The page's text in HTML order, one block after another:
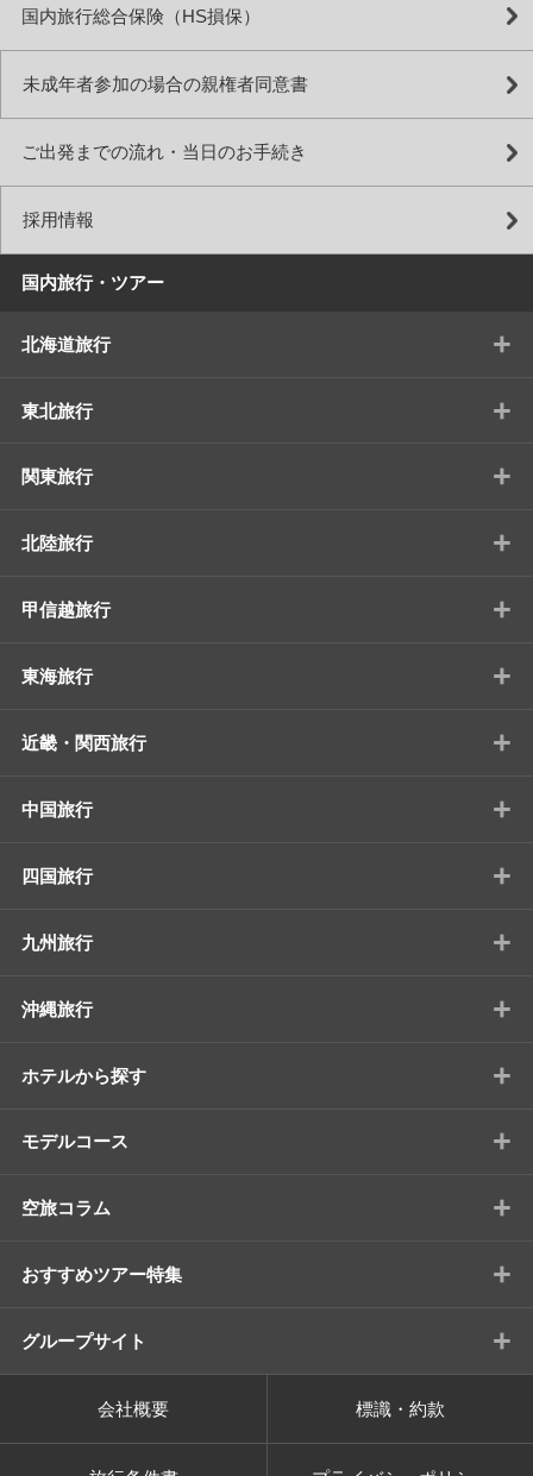
国内旅行総合保険（HS損保）
未成年者参加の場合の親権者同意書
ご出発までの流れ・当日のお手続き
採用情報
国内旅行・ツアー
北海道旅行 +
東北旅行 +
関東旅行 +
北陸旅行 +
甲信越旅行 +
東海旅行 +
近畿・関西旅行 +
中国旅行 +
四国旅行 +
九州旅行 +
沖縄旅行 +
ホテルから探す +
モデルコース +
空旅コラム +
おすすめツアー特集 +
グループサイト +
会社概要 標識・約款